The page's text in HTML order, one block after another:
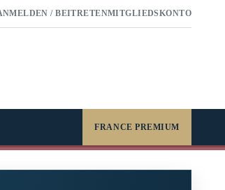
/ BEITRETENMITGLIEDSKONTO
FRANCE PREMIUM